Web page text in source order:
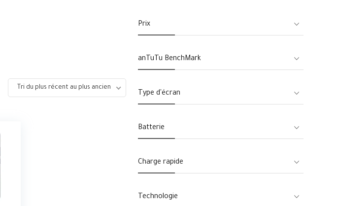
Tri du plus récent au plus ancien
Prix
anTuTu BenchMark
Type d'écran
Batterie
Charge rapide
Technologie